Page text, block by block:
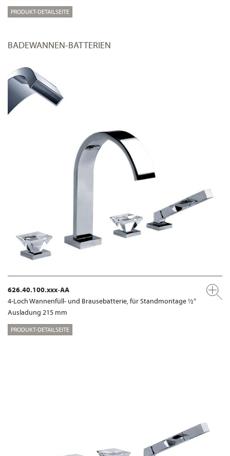
PRODUKT-DETAILSEITE
BADEWANNEN-BATTERIEN
626.40.100.xxx-AA
4-Loch Wannenfüll- und Brausebatterie, für Standmontage ½“
Ausladung 215 mm
PRODUKT-DETAILSEITE